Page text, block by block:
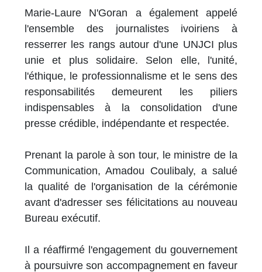
Marie-Laure N'Goran a également appelé
l'ensemble des journalistes ivoiriens à
resserrer les rangs autour d'une UNJCI plus
unie et plus solidaire. Selon elle, l'unité,
l'éthique, le professionnalisme et le sens des
responsabilités demeurent les piliers
indispensables à la consolidation d'une
presse crédible, indépendante et respectée.
Prenant la parole à son tour, le ministre de la
Communication, Amadou Coulibaly, a salué
la qualité de l'organisation de la cérémonie
avant d'adresser ses félicitations au nouveau
Bureau exécutif.
Il a réaffirmé l'engagement du gouvernement
à poursuivre son accompagnement en faveur